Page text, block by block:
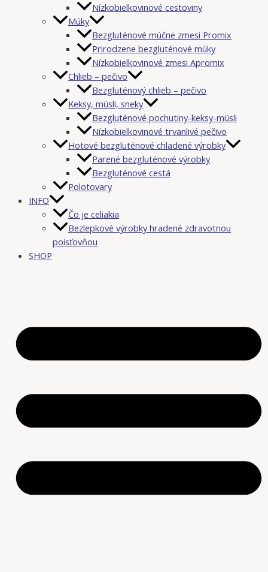
Nízkobielkovinové cestoviny
Múky
Bezgluténové múčne zmesi Promix
Prirodzene bezgluténové múky
Nízkobielkovinové zmesi Apromix
Chlieb – pečivo
Bezgluténový chlieb – pečivo
Keksy, müsli, sneky
Bezgluténové pochutiny-keksy-müsli
Nízkobielkovinové trvanlivé pečivo
Hotové bezgluténové chladené výrobky
Parené bezgluténové výrobky
Bezgluténové cestá
Polotovary
INFO
Čo je celiakia
Bezlepkové výrobky hradené zdravotnou
poisťovňou
SHOP